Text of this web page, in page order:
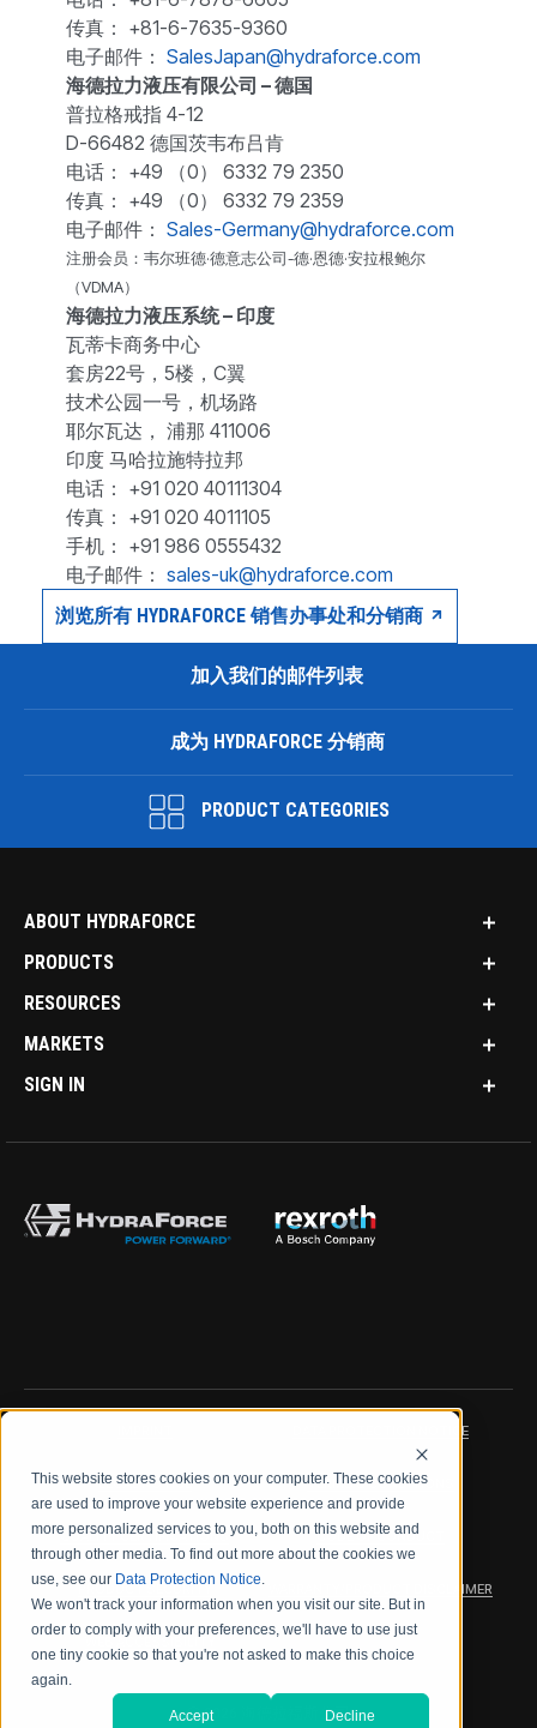
This website stores cookies on your computer. These cookies
are used to improve your website experience and provide
more personalized services to you, both on this website and
through other media. To find out more about the cookies we
use, see our Data Protection Notice.
We won't track your information when you visit our site. But in
order to comply with your preferences, we'll have to use just
one tiny cookie so that you're not asked to make this choice
again.
Accept Decline
传真： +81-6-7635-9360
电子邮件： SalesJapan@hydraforce.com
海德拉力液压有限公司 – 德国
普拉格戒指 4-12
D-66482 德国茨韦布吕肯
电话： +49 （0） 6332 79 2350
传真： +49 （0） 6332 79 2359
电子邮件： Sales-Germany@hydraforce.com
注册会员：韦尔班德·德意志公司-德·恩德·安拉根鲍尔
（VDMA）
海德拉力液压系统 – 印度
瓦蒂卡商务中心
套房22号，5楼，C翼
技术公园一号，机场路
耶尔瓦达， 浦那 411006
印度 马哈拉施特拉邦
电话： +91 020 40111304
传真： +91 020 4011105
手机： +91 986 0555432
电子邮件： sales-uk@hydraforce.com
浏览所有 HYDRAFORCE 销售办事处和分销商
加入我们的邮件列表
成为 HYDRAFORCE 分销商
PRODUCT CATEGORIES
ABOUT HYDRAFORCE
PRODUCTS
RESOURCES
MARKETS
SIGN IN
DATA PROTECTION NOTICE
LEGAL NOTICE TERMS & CONDITIONS
QUALITY CERTIFICATIONS CODE OF CONDUCT
PRODUCT SECURITY WARRANTY/PRODUCT DISCLAIMER
WEB ACCESSIBILITY
2026 海德拉福斯公司